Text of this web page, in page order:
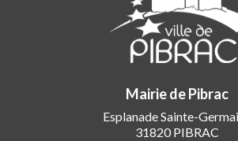
Mairie de Pibrac
Esplanade Sainte-
31820 PIBRAC